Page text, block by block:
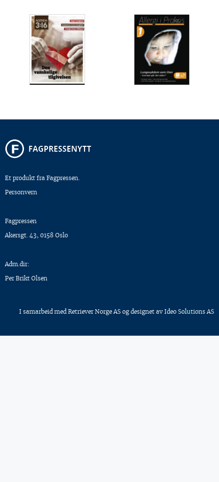
Et produkt fra Fagpressen.
Personvern
Fagpressen
Akersgt. 43, 0158 Oslo
Adm.dir:
Per Brikt Olsen
I samarbeid med Retriever Norge AS og designet av Ideo Solutions AS